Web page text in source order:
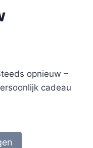
opnieuw –
cadeau